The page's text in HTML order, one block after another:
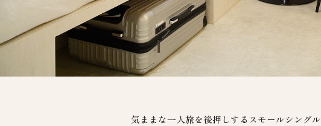
気ままな一人旅を後押しする スモールシングル